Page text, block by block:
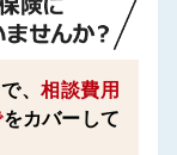
、相談費用
をカバーして